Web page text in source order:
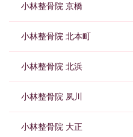
小林整骨院 京橋
小林整骨院 北本町
小林整骨院 北浜
小林整骨院 夙川
小林整骨院 大正